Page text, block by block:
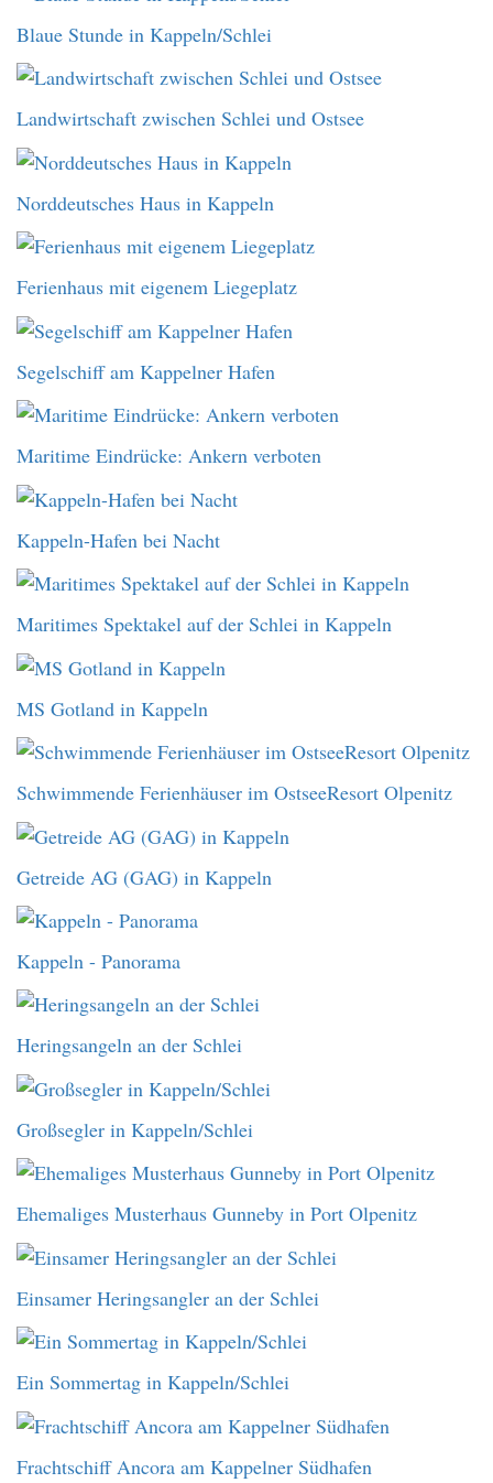
Blaue Stunde in Kappeln/Schlei
Landwirtschaft zwischen Schlei und Ostsee
Norddeutsches Haus in Kappeln
Ferienhaus mit eigenem Liegeplatz
Segelschiff am Kappelner Hafen
Maritime Eindrücke: Ankern verboten
Kappeln-Hafen bei Nacht
Maritimes Spektakel auf der Schlei in Kappeln
MS Gotland in Kappeln
Schwimmende Ferienhäuser im OstseeResort Olpenitz
Getreide AG (GAG) in Kappeln
Kappeln - Panorama
Heringsangeln an der Schlei
Großsegler in Kappeln/Schlei
Ehemaliges Musterhaus Gunneby in Port Olpenitz
Einsamer Heringsangler an der Schlei
Ein Sommertag in Kappeln/Schlei
Frachtschiff Ancora am Kappelner Südhafen